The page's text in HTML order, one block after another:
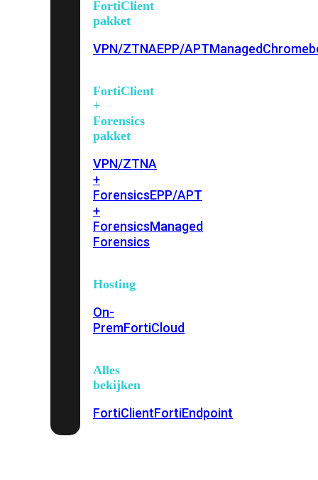
FortiClient
pakket
VPN/ZTNAEPP/APTManaged
FortiClient
+
Forensics
pakket
VPN/ZTNA
+
ForensicsEPP/APT
+
ForensicsManaged
Forensics
Hosting
On-
PremFortiCloud
Alles
bekijken
FortiClientFortiEndpoint